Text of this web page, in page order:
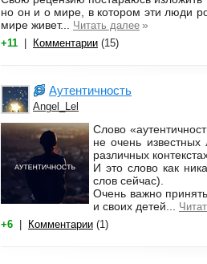
но он и о мире, в котором эти люди
мире живет... Читать далее »
+11 Комментарии (15)
Аутентичность
Angel_Lel
Слово
не очень
различных
И это слово как
слов сейчас).
Очень важно
и своих детей...
+6 Комментарии (1)